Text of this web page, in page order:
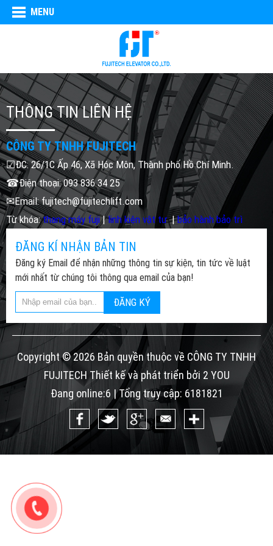
MENU
THÔNG TIN LIÊN HỆ
CÔNG TY TNHH FUJITECH
☑ĐC: 26/1C Ấp 46, Xã Hóc Môn, Thành phố Hồ Chí Minh.
☎Điện thoại: 093 836 34 25
✉Email: fujitech@fujitechlift.com
Từ khóa:thang máy fuji|linh kiện vật tư|bảo hành bảo trì
ĐĂNG KÍ NHẬN BẢN TIN
Đăng ký Email để nhận những thông tin sự kiện, tin tức về luật
mới nhất từ chúng tôi thông qua email của bạn!
ĐĂNG KÝ
Copyright © 2026 Bản quyền thuộc về CÔNG TY TNHH
FUJITECH Thiết kế và phát triển bởi 2 YOU
Đang online:6 | Tổng truy cập: 6181821